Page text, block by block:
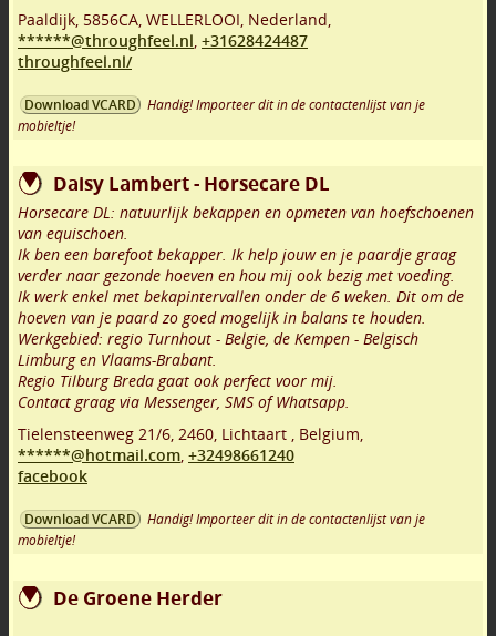
Paaldijk, 5856CA, WELLERLOOI, Nederland,
******@throughfeel.nl, +31628424487
throughfeel.nl/
Download VCARD
Handig! Importeer dit in de contactenlijst van je
mobieltje!
Daisy Lambert - Horsecare DL
Horsecare DL: natuurlijk bekappen en opmeten van hoefschoenen
van equischoen.
Ik ben een barefoot bekapper. Ik help jouw en je paardje graag
verder naar gezonde hoeven en hou mij ook bezig met voeding.
Ik werk enkel met bekapintervallen onder de 6 weken. Dit om de
hoeven van je paard zo goed mogelijk in balans te houden.
Werkgebied: regio Turnhout - Belgie, de Kempen - Belgisch
Limburg en Vlaams-Brabant.
Regio Tilburg Breda gaat ook perfect voor mij.
Contact graag via Messenger, SMS of Whatsapp.
Tielensteenweg 21/6, 2460, Lichtaart , Belgium,
******@hotmail.com, +32498661240
facebook
Download VCARD
Handig! Importeer dit in de contactenlijst van je
mobieltje!
De Groene Herder